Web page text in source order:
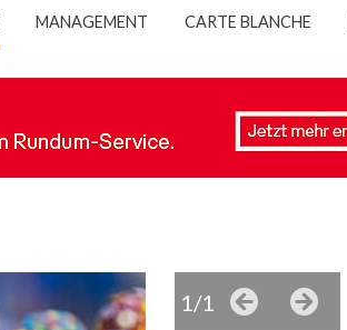
MANAGEMENT CARTE BLANCHE
1/1